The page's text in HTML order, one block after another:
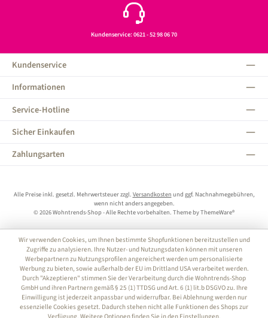
Kundenservice: 0621 - 52 98 06 70
Kundenservice
Informationen
Service-Hotline
Sicher Einkaufen
Zahlungsarten
Alle Preise inkl. gesetzl. Mehrwertsteuer zzgl. Versandkosten und ggf. Nachnahmegebühren,
wenn nicht anders angegeben.
© 2026 Wohntrends-Shop - Alle Rechte vorbehalten. Theme byThemeWare®
Wir verwenden Cookies, um Ihnen bestimmte Shopfunktionen bereitzustellen und
Zugriffe zu analysieren. Ihre Nutzer- und Nutzungsdaten können mit unseren
Werbepartnern zu Nutzungsprofilen angereichert werden um personalisierte
Werbung zu bieten, sowie außerhalb der EU im Drittland USA verarbeitet werden.
Durch "Akzeptieren" stimmen Sie der Verarbeitung durch die Wohntrends-Shop
GmbH und ihren Partnern gemäß § 25 (1) TTDSG und Art. 6 (1) lit.b DSGVO zu. Ihre
Einwilligung ist jederzeit anpassbar und widerrufbar. Bei Ablehnung werden nur
essenzielle Cookies gesetzt. Dadurch stehen nicht alle Funktionen des Shops zur